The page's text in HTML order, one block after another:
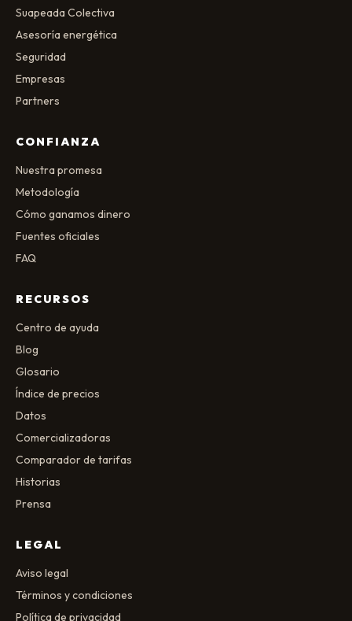
Suapeada Colectiva
Asesoría energética
Seguridad
Empresas
Partners
CONFIANZA
Nuestra promesa
Metodología
Cómo ganamos dinero
Fuentes oficiales
FAQ
RECURSOS
Centro de ayuda
Blog
Glosario
Índice de precios
Datos
Comercializadoras
Comparador de tarifas
Historias
Prensa
LEGAL
Aviso legal
Términos y condiciones
Política de privacidad